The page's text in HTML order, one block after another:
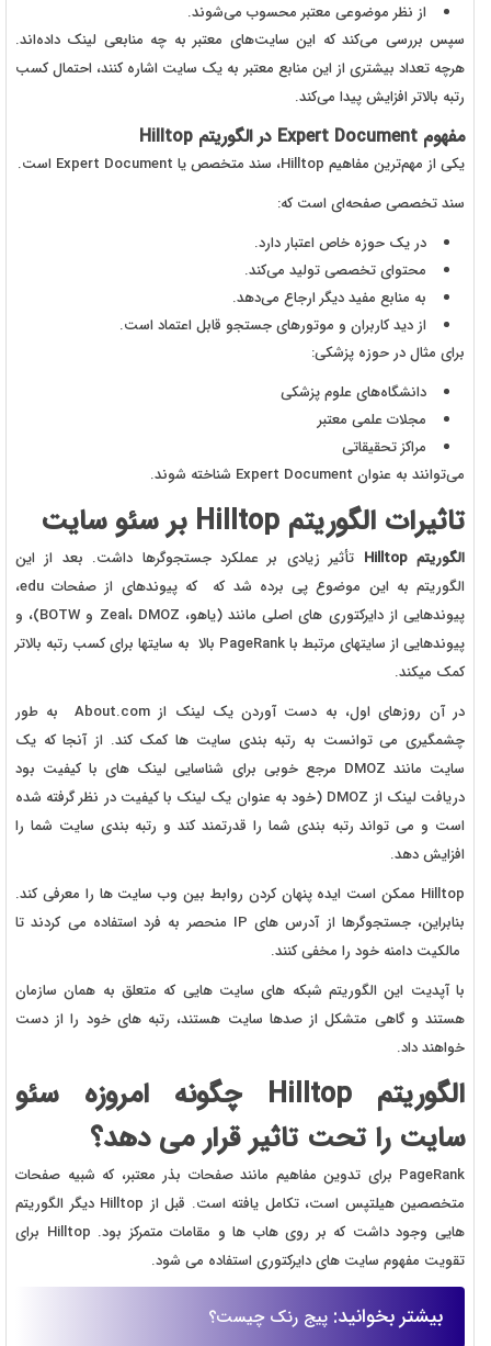
از نظر موضوعی معتبر محسوب می‌شوند.
سپس بررسی می‌کند که این سایت‌های معتبر به چه منابعی لینک داده‌اند.
هرچه تعداد بیشتری از این منابع معتبر به یک سایت اشاره کنند، احتمال کسب
رتبه بالاتر افزایش پیدا می‌کند.
مفهوم Expert Document در الگوریتم Hilltop
یکی از مهم‌ترین مفاهیم Hilltop، سند متخصص یا Expert Document است.
سند تخصصی صفحه‌ای است که:
در یک حوزه خاص اعتبار دارد.
محتوای تخصصی تولید می‌کند.
به منابع مفید دیگر ارجاع می‌دهد.
از دید کاربران و موتورهای جستجو قابل اعتماد است.
برای مثال در حوزه پزشکی:
دانشگاه‌های علوم پزشکی
مجلات علمی معتبر
مراکز تحقیقاتی
می‌توانند به عنوان Expert Document شناخته شوند.
تاثیرات الگوریتم Hilltop بر سئو سایت
الگوریتم Hilltop
تأثیر زیادی بر عملکرد جستجوگرها داشت. بعد از این
الگوریتم به این موضوع پی برده شد که که پیوندهای از صفحات edu،
پیوندهایی از دایرکتوری های اصلی مانند (یاهو، Zeal، DMOZ و BOTW)، و
پیوندهایی از سایتهای مرتبط با PageRank بالا به سایتها برای کسب رتبه بالاتر
کمک میکند.
در آن روزهای اول، به دست آوردن یک لینک از About.com به طور
چشمگیری می توانست به رتبه بندی سایت ها کمک کند. از آنجا که یک
سایت مانند DMOZ مرجع خوبی برای شناسایی لینک های با کیفیت بود
دریافت لینک از DMOZ (خود به عنوان یک لینک با کیفیت در نظر گرفته شده
است و می تواند رتبه بندی شما را قدرتمند کند و رتبه بندی سایت شما را
افزایش دهد.
Hilltop ممکن است ایده پنهان کردن روابط بین وب سایت ها را معرفی کند.
بنابراین، جستجوگرها از آدرس های IP منحصر به فرد استفاده می کردند تا
مالکیت دامنه خود را مخفی کنند.
با آپدیت این الگوریتم شبکه های سایت هایی که متعلق به همان سازمان
هستند و گاهی متشکل از صدها سایت هستند، رتبه های خود را از دست
خواهند داد.
الگوریتم Hilltop چگونه امروزه سئو
سایت را تحت تاثیر قرار می دهد؟
PageRank برای تدوین مفاهیم مانند صفحات بذر معتبر، که شبیه صفحات
متخصصین هیلتپس است، تکامل یافته است. قبل از Hilltop دیگر الگوریتم
هایی وجود داشت که بر روی هاب ها و مقامات متمرکز بود. Hilltop برای
تقویت مفهوم سایت های دایرکتوری استفاده می شود.
بیشتر بخوانید: پیج رنک چیست؟